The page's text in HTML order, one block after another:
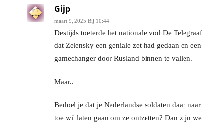
Gijp
maart 9, 2025 Bij 10:44
Destijds toeterde het nationale vod De Telegraaf
dat Zelensky een geniale zet had gedaan en een
gamechanger door Rusland binnen te vallen.
Maar..
Bedoel je dat je Nederlandse soldaten daar naar
toe wil laten gaan om ze ontzetten? Dan zijn we